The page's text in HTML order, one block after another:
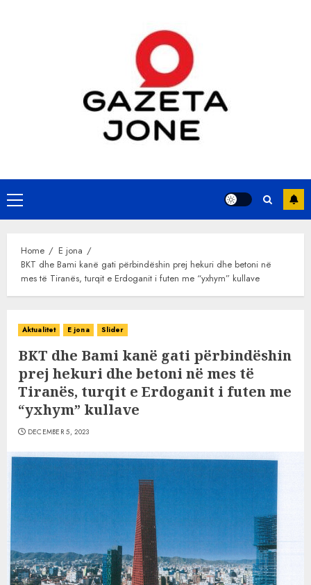
Primary
Menu
Home
E jona
BKT dhe Bami kanë gati përbindëshin prej hekuri dhe betoni në
mes të Tiranës, turqit e Erdoganit i futen me “yxhym” kullave
Aktualitet E jona Slider
BKT dhe Bami kanë gati përbindëshin
prej hekuri dhe betoni në mes të
Tiranës, turqit e Erdoganit i futen me
“yxhym” kullave
DECEMBER 5, 2023